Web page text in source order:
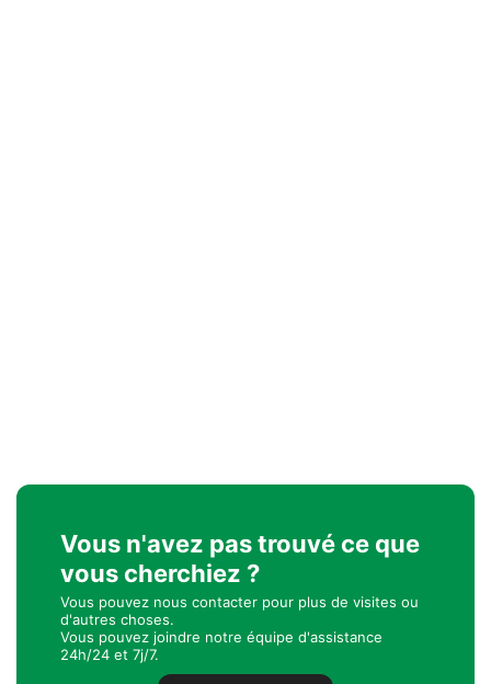
Vous n'avez pas trouvé ce que
vous cherchiez ?
Vous pouvez nous contacter pour plus de visites ou
d'autres choses.
Vous pouvez joindre notre équipe d'assistance
24h/24 et 7j/7.